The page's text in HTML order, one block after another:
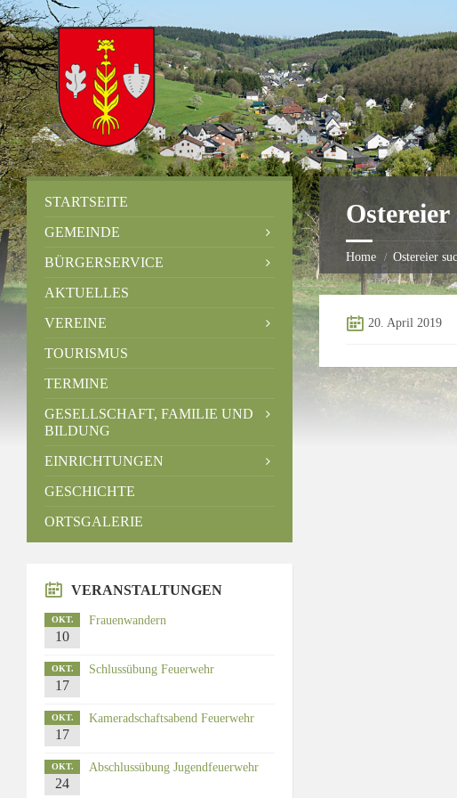
Ostereier
Home Ostereier
20. April 2019
STARTSEITE
GEMEINDE
BÜRGERSERVICE
AKTUELLES
VEREINE
TOURISMUS
TERMINE
GESELLSCHAFT, FAMILIE UND
BILDUNG
EINRICHTUNGEN
GESCHICHTE
ORTSGALERIE
VERANSTALTUNGEN
OKT.
10
Frauenwandern
OKT.
17
Schlussübung Feuerwehr
OKT.
17
Kameradschaftsabend Feuerwehr
OKT.
24
Abschlussübung Jugendfeuerwehr